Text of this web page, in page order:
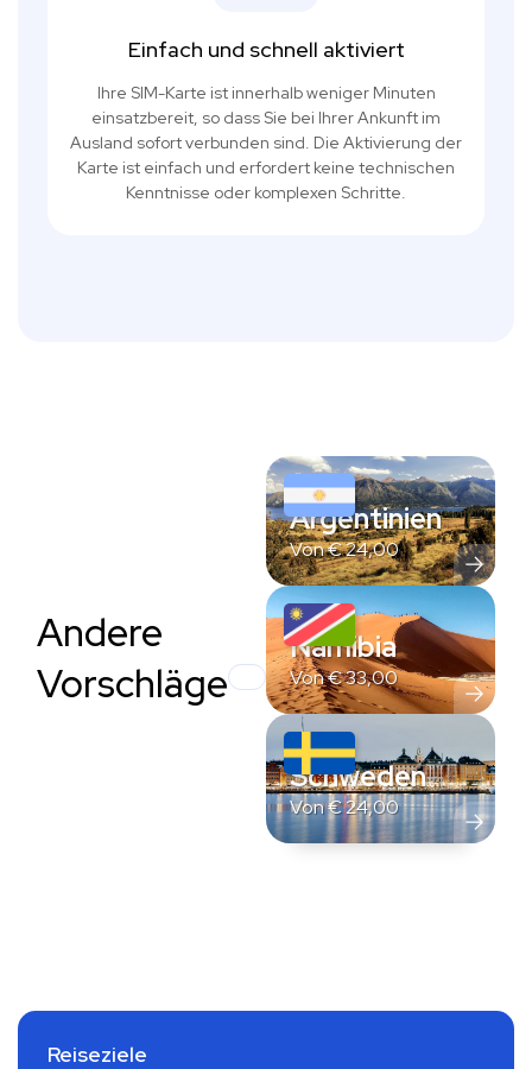
Einfach und schnell aktiviert
Ihre SIM-Karte ist innerhalb weniger Minuten
einsatzbereit, so dass Sie bei Ihrer Ankunft im
Ausland sofort verbunden sind. Die Aktivierung der
Karte ist einfach und erfordert keine technischen
Kenntnisse oder komplexen Schritte.
Andere
Vorschläge
Argentinien
Von€24,00
Namibia
Von€33,00
Schweden
Von€24,00
Reiseziele